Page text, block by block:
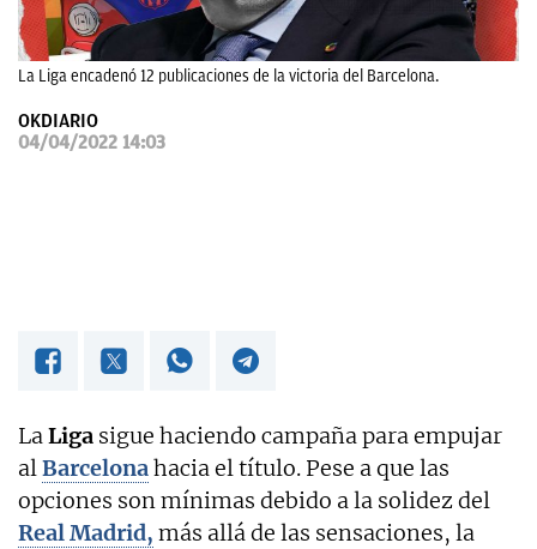
La Liga encadenó 12 publicaciones de la victoria del Barcelona.
OKDIARIO
04/04/2022 14:03
LaLiga sigue haciendo campaña para empujar
alBarcelonahacia el título. Pese a que las
opciones son mínimas debido a la solidez del
Real Madrid, más allá de las sensaciones, la